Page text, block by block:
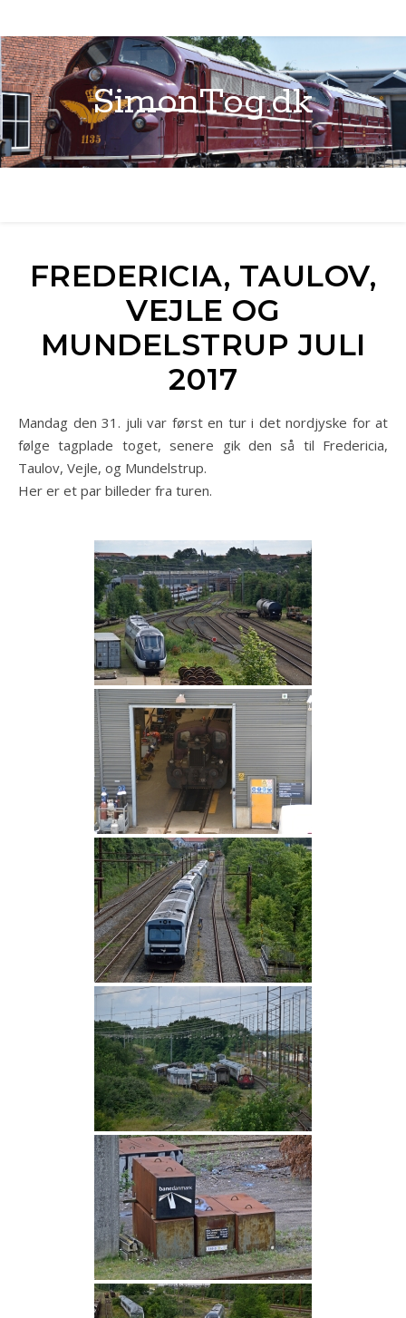
SimonTog.dk
FREDERICIA, TAULOV,
VEJLE OG
MUNDELSTRUP JULI
2017
Mandag den 31. juli var først en tur i det nordjyske for at
følge tagplade toget, senere gik den så til Fredericia,
Taulov, Vejle, og Mundelstrup.
Her er et par billeder fra turen.